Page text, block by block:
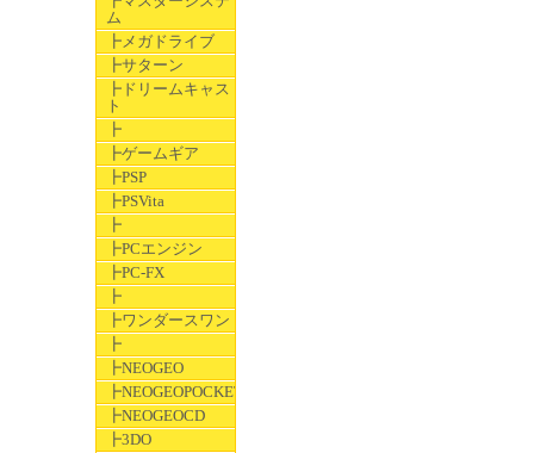
ム
┣メガドライブ
┣サターン
┣ドリームキャス
ト
┣
┣ゲームギア
┣PSP
┣PSVita
┣
┣PCエンジン
┣PC-FX
┣
┣ワンダースワン
┣
┣NEOGEO
┣NEOGEOPOCKET
┣NEOGEOCD
┣3DO